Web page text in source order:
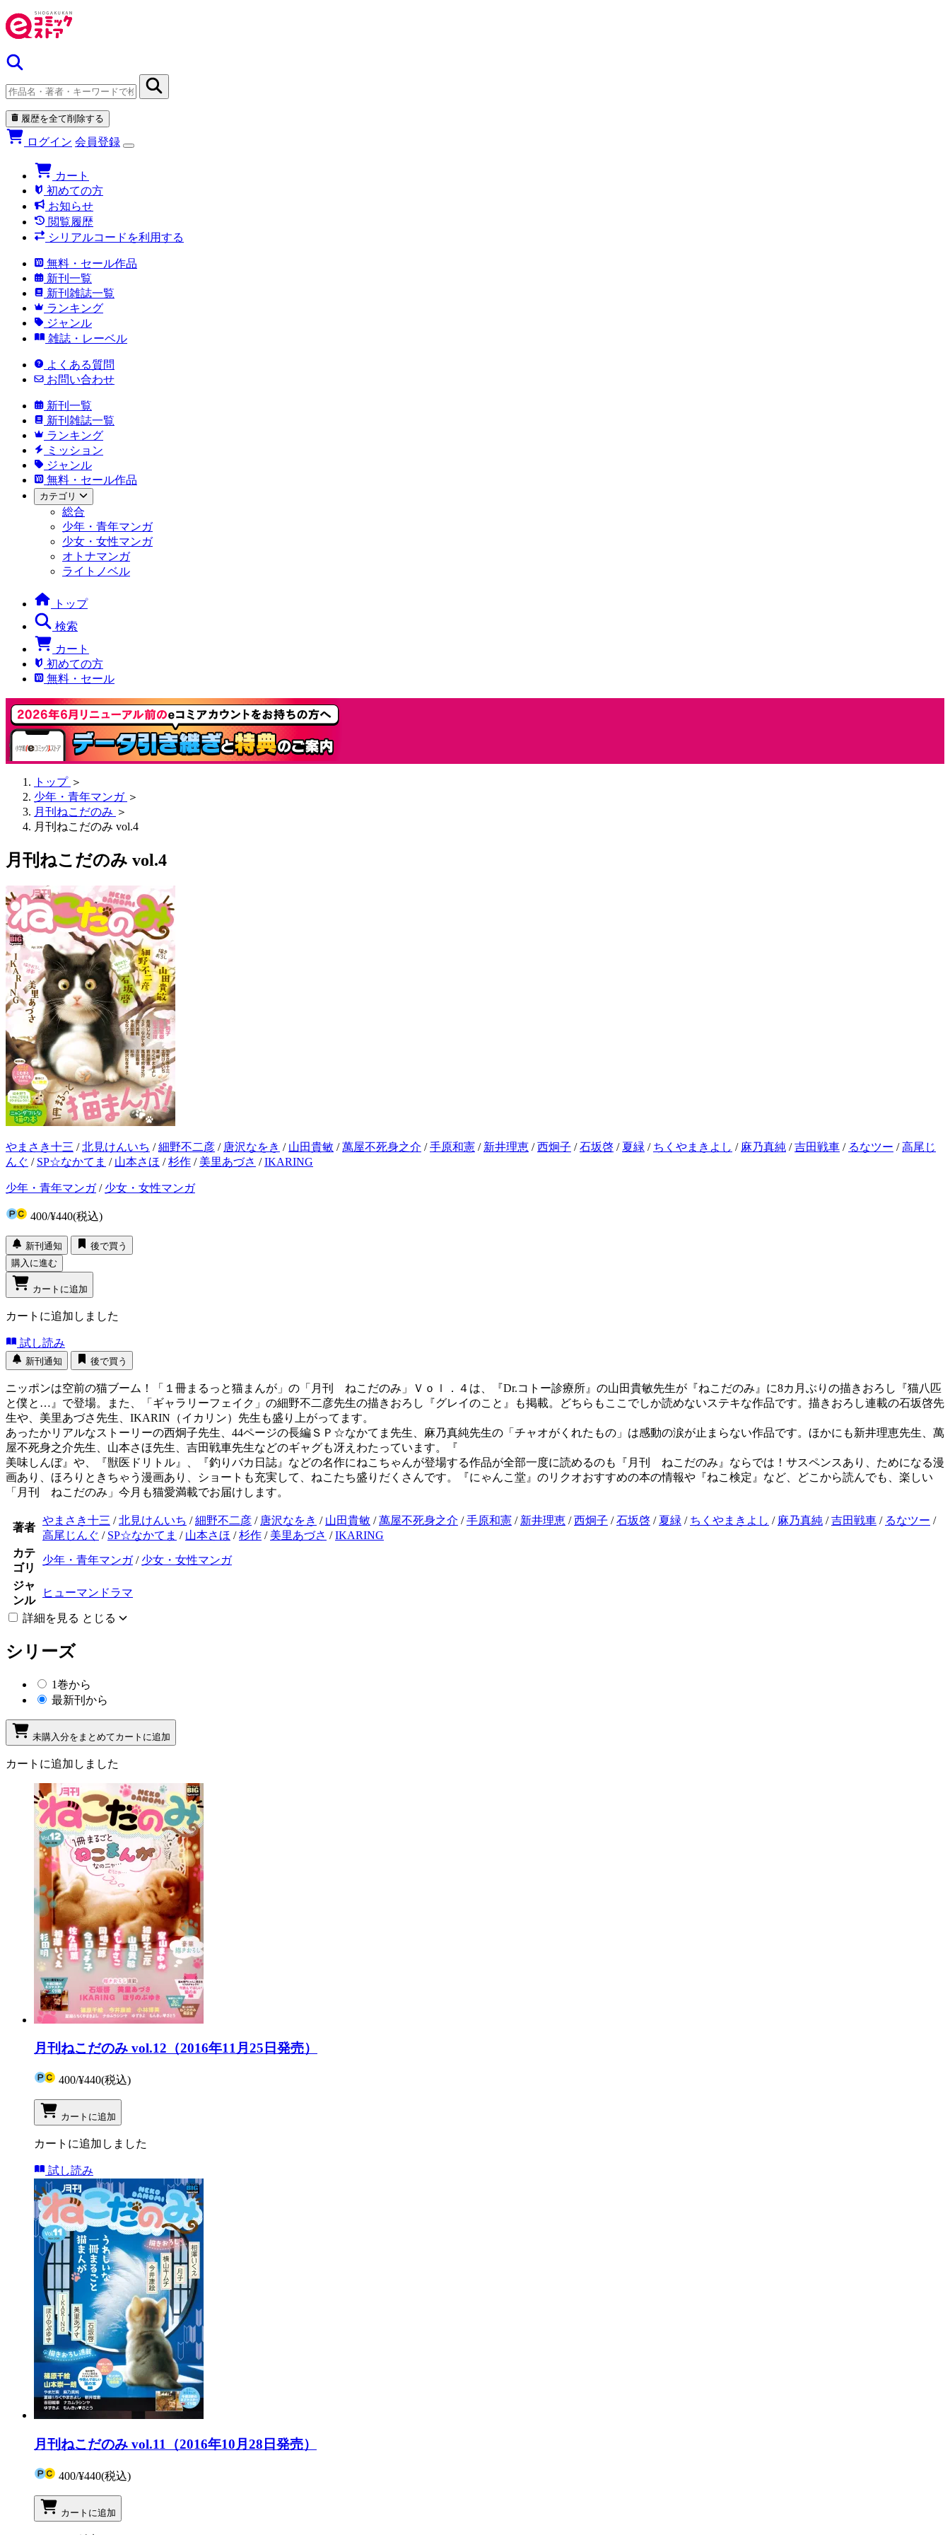
履歴を全て削除する
ログイン 会員登録
カート
初めての方
お知らせ
閲覧履歴
シリアルコードを利用する
無料・セール作品
新刊一覧
新刊雑誌一覧
ランキング
ジャンル
雑誌・レーベル
よくある質問
お問い合わせ
新刊一覧
新刊雑誌一覧
ランキング
ミッション
ジャンル
無料・セール作品
カテゴリ
総合
少年・青年マンガ
少女・女性マンガ
オトナマンガ
ライトノベル
トップ
検索
カート
初めての方
無料・セール
トップ ＞
少年・青年マンガ ＞
月刊ねこだのみ ＞
月刊ねこだのみ vol.4
月刊ねこだのみ vol.4
やまさき十三 /北見けんいち /細野不二彦 / 唐沢なをき / 山田貴敏 /萬屋不死身之介 /手原和憲 / 新井理恵 /西炯子 /石坂啓 / 夏緑 / ちくやまきよし / 麻乃真純 /吉田戦車 / るなツー /高尾じ
んぐ / SP☆なかてま / 山本さほ /杉作 / 美里あづさ /IKARING
少年・青年マンガ/ 少女・女性マンガ
400/¥440(税込)
新刊通知
後で買う
購入に進む
カートに追加
カートに追加しました
試し読み
新刊通知 後で買う
ニッポンは空前の猫ブーム！「１冊まるっと猫まんが」の「月刊 ねこだのみ」Ｖｏｌ．４は、『Dr.コトー診療所』の山田貴敏先生が『ねこだのみ』に8カ月ぶりの描きおろし『猫八匹
と僕と…』で登場。また、「ギャラリーフェイク」の細野不二彦先生の描きおろし『グレイのこと』も掲載。どちらもここでしか読めないステキな作品です。描きおろし連載の石坂啓先
生や、美里あづさ先生、IKARIN（イカリン）先生も盛り上がってます。
あったかリアルなストーリーの西炯子先生、44ページの長編ＳＰ☆なかてま先生、麻乃真純先生の「チャオがくれたもの」は感動の涙が止まらない作品です。ほかにも新井理恵先生、萬
屋不死身之介先生、山本さほ先生、吉田戦車先生などのギャグも冴えわたっています。『
美味しんぼ』や、『獣医ドリトル』、『釣りバカ日誌』などの名作にねこちゃんが登場する作品が全部一度に読めるのも『月刊 ねこだのみ』ならでは！サスペンスあり、ためになる漫
画あり、ほろりときちゃう漫画あり、ショートも充実して、ねこたち盛りだくさんです。『にゃんこ堂』のリクオおすすめの本の情報や『ねこ検定』など、どこから読んでも、楽しい
「月刊 ねこだのみ」今月も猫愛満載でお届けします。
著者
やまさき十三 /北見けんいち /細野不二彦 / 唐沢なをき / 山田貴敏 /萬屋不死身之介 /手原和憲 / 新井理恵 /西炯子 /石坂啓 / 夏緑 / ちくやまきよし / 麻乃真純 /吉田戦車 / るなツー /
高尾じんぐ / SP☆なかてま / 山本さほ /杉作 / 美里あづさ /IKARING
カテ
ゴリ
少年・青年マンガ/ 少女・女性マンガ
ジャ
ンル
ヒューマンドラマ
詳細を見る とじる
シリーズ
1巻から
最新刊から
未購入分をまとめてカートに追加
カートに追加しました
月刊ねこだのみ vol.12（2016年11月25日発売）
400/¥440(税込)
カートに追加
カートに追加しました
試し読み
月刊ねこだのみ vol.11（2016年10月28日発売）
400/¥440(税込)
カートに追加